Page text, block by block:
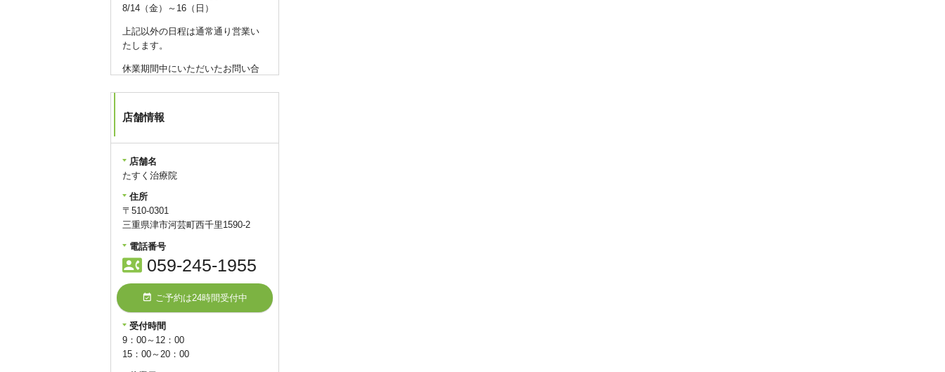
8/14（金）～16（日）
上記以外の日程は通常通り営業い
たします。
休業期間中にいただいたお問い合
ご不便をおかけいたしますが、何
卒ご理解のほどよろしくお願い申
たすく治療院
query_builder2026年7月07日
【7月初回限定キャンペーン】
枠数に到達したため、終了いたし
ました。
query_builder2026年6月13日
【6月初回限定キャンペーン】
定員に到達したため終了いたしま
店舗情報
店舗名
たすく治療院
住所
〒510-0301
三重県津市河芸町西千里1590-2
電話番号
contact_phone 059-245-1955
event_available ご予約は24時間受付中
受付時間
9：00～12：00
15：00～20：00